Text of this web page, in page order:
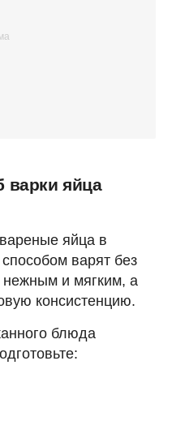
варки яйца
яйца в
варят без
нежным и мягким, а
консистенцию.
блюда